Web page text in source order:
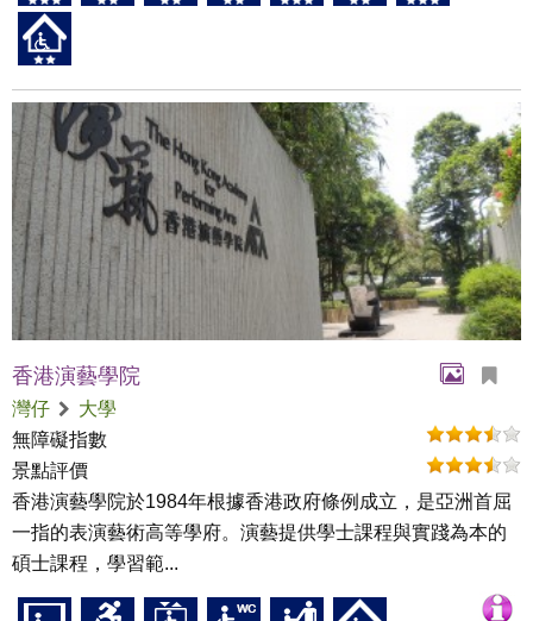
香港演藝學院
灣仔
大學
無障礙指數
景點評價
香港演藝學院於1984年根據香港政府條例成立，是亞洲首屈
一指的表演藝術高等學府。演藝提供學士課程與實踐為本的
碩士課程，學習範...